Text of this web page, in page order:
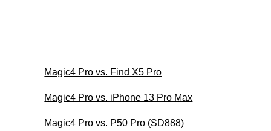
Magic4 Pro vs. Find X5 Pro
Magic4 Pro vs. iPhone 13 Pro Max
Magic4 Pro vs. P50 Pro (SD888)